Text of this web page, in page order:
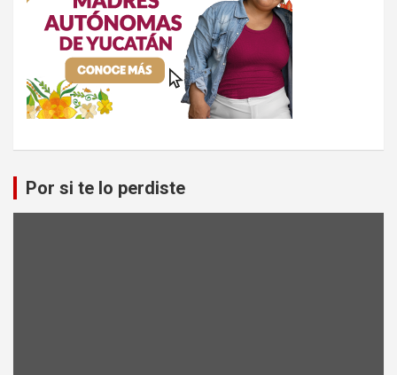
Por si te lo perdiste